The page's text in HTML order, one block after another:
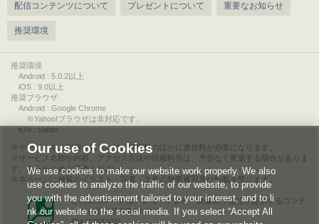
配信コンテンツについて プレゼントについて 重要なお知らせ
推奨環境
推奨環境
Android : 5.0.2以上
iOS : 9.0以上
推奨ブラウザ
Android : Google Chrome
※Yahoo!ブラウザは非対応です。
iOS : Safari
サービスをご利用されるには、情報料のほかに通信料が必要になります。
サービス名称や内容、アクセス方法や情報料等は、予告なく変更する場合がありま
す。あらかじめご了承ください。
本ページに掲載のイラスト・写真・文章の無断複写及び転載を禁じます。
このエルマークは、レコード会社・映像製作会社が提供するコンテ
ンツを示す登録商標です。
RIAJ00013011
Our use of Cookies
We use cookies to make our website work properly. We also
use cookies to analyze the traffic of our website, to provide
you with the advertisement tailored to your interest, and to li
nk our website to the social media. If you select “Accept All